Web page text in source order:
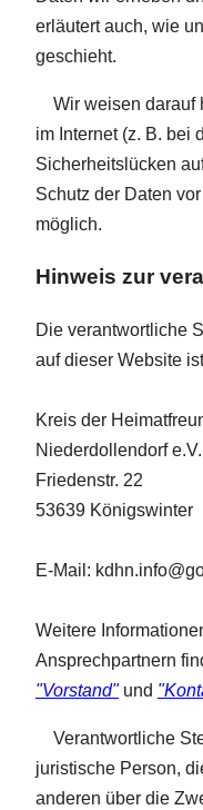
erläutert auch, wie
geschieht.
Wir weisen darauf
im Internet (z. B. bei
Sicherheitslücken
Schutz der Daten
möglich.
Hinweis zur
Die verantwortliche
auf dieser Website
Kreis der
Niederdollendorf e.V.
Friedenstr. 22
53639 Königswinter
E-Mail:
Weitere
Ansprechpartnern
"Vorstand"und
Verantwortliche
juristische Person,
anderen über die